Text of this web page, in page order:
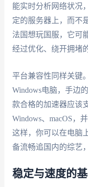
能实时分析网络状况
定的服务器上，而不
法国想玩国服，它可
经过优化、绕开拥堵
平台兼容性同样关键
Windows电脑，手边
款合格的加速器应该
Windows、macOS，
这样，你可以在电脑
备流畅追国内的综艺
稳定与速度的